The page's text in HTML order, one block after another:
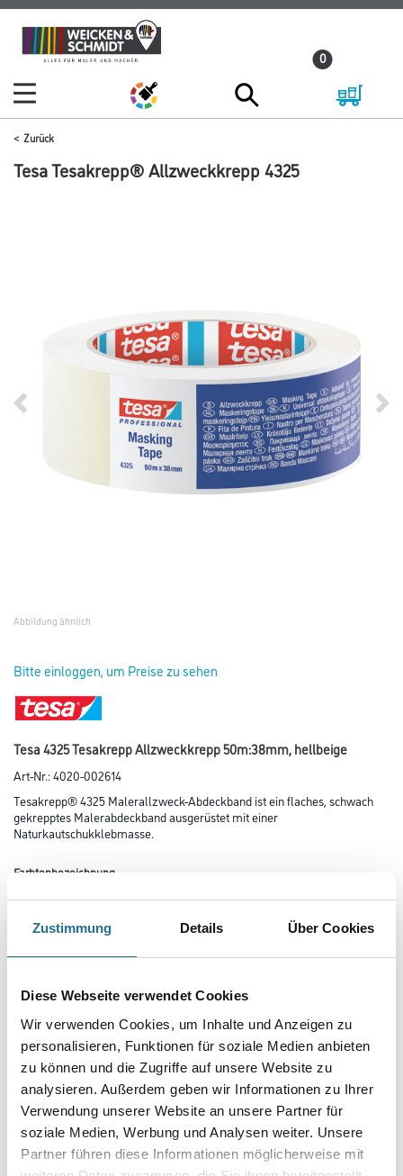
Zustimmung Details Über Cookies
Diese Webseite verwendet Cookies
Wir verwenden Cookies, um Inhalte und Anzeigen zu
personalisieren, Funktionen für soziale Medien anbieten
zu können und die Zugriffe auf unsere Website zu
analysieren. Außerdem geben wir Informationen zu Ihrer
Verwendung unserer Website an unsere Partner für
soziale Medien, Werbung und Analysen weiter. Unsere
Partner führen diese Informationen möglicherweise mit
Zum
Inhalt
Zum
Navigationsmenü
0
Zurück
Tesa Tesakrepp® Allzweckkrepp 4325
Abbildung ähnlich
Bitte einloggen, um Preise zu sehen
Tesa 4325 Tesakrepp Allzweckkrepp 50m:38mm, hellbeige
Art-Nr.:4020-002614
Tesakrepp® 4325 Malerallzweck-Abdeckband ist ein flaches, schwach
gekrepptes Malerabdeckband ausgerüstet mit einer
Naturkautschukklebmasse.
Farbtonbezeichnung
Umrechnungsfaktoren